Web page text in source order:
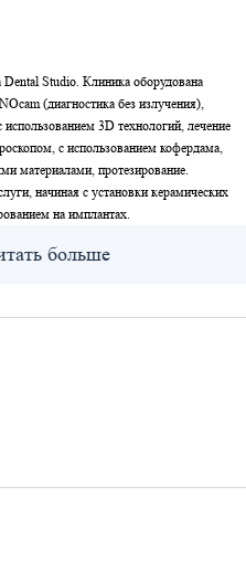
Studio. Клиника оборудована
(диагностика без излучения),
3D технологий, лечение
с использованием кофердама,
материалами, протезирование.
начиная с установки керамических
на имплантах.